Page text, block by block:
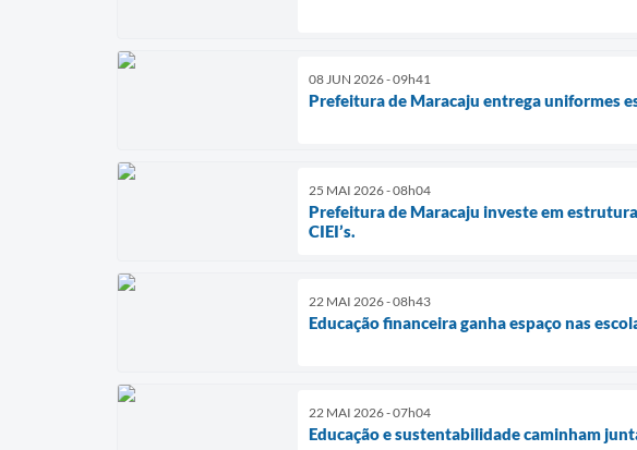
08 JUN 2026 - 09h41
Prefeitura de Maracaju entrega uniformes
25 MAI 2026 - 08h04
Prefeitura de Maracaju investe em
CIEI’s.
22 MAI 2026 - 08h43
Educação financeira ganha espaço nas
22 MAI 2026 - 07h04
Educação e sustentabilidade caminham